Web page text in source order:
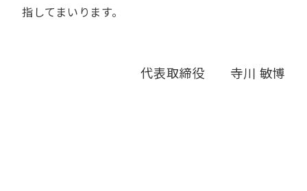
指してまいります。
代表取締役 寺川 敏博